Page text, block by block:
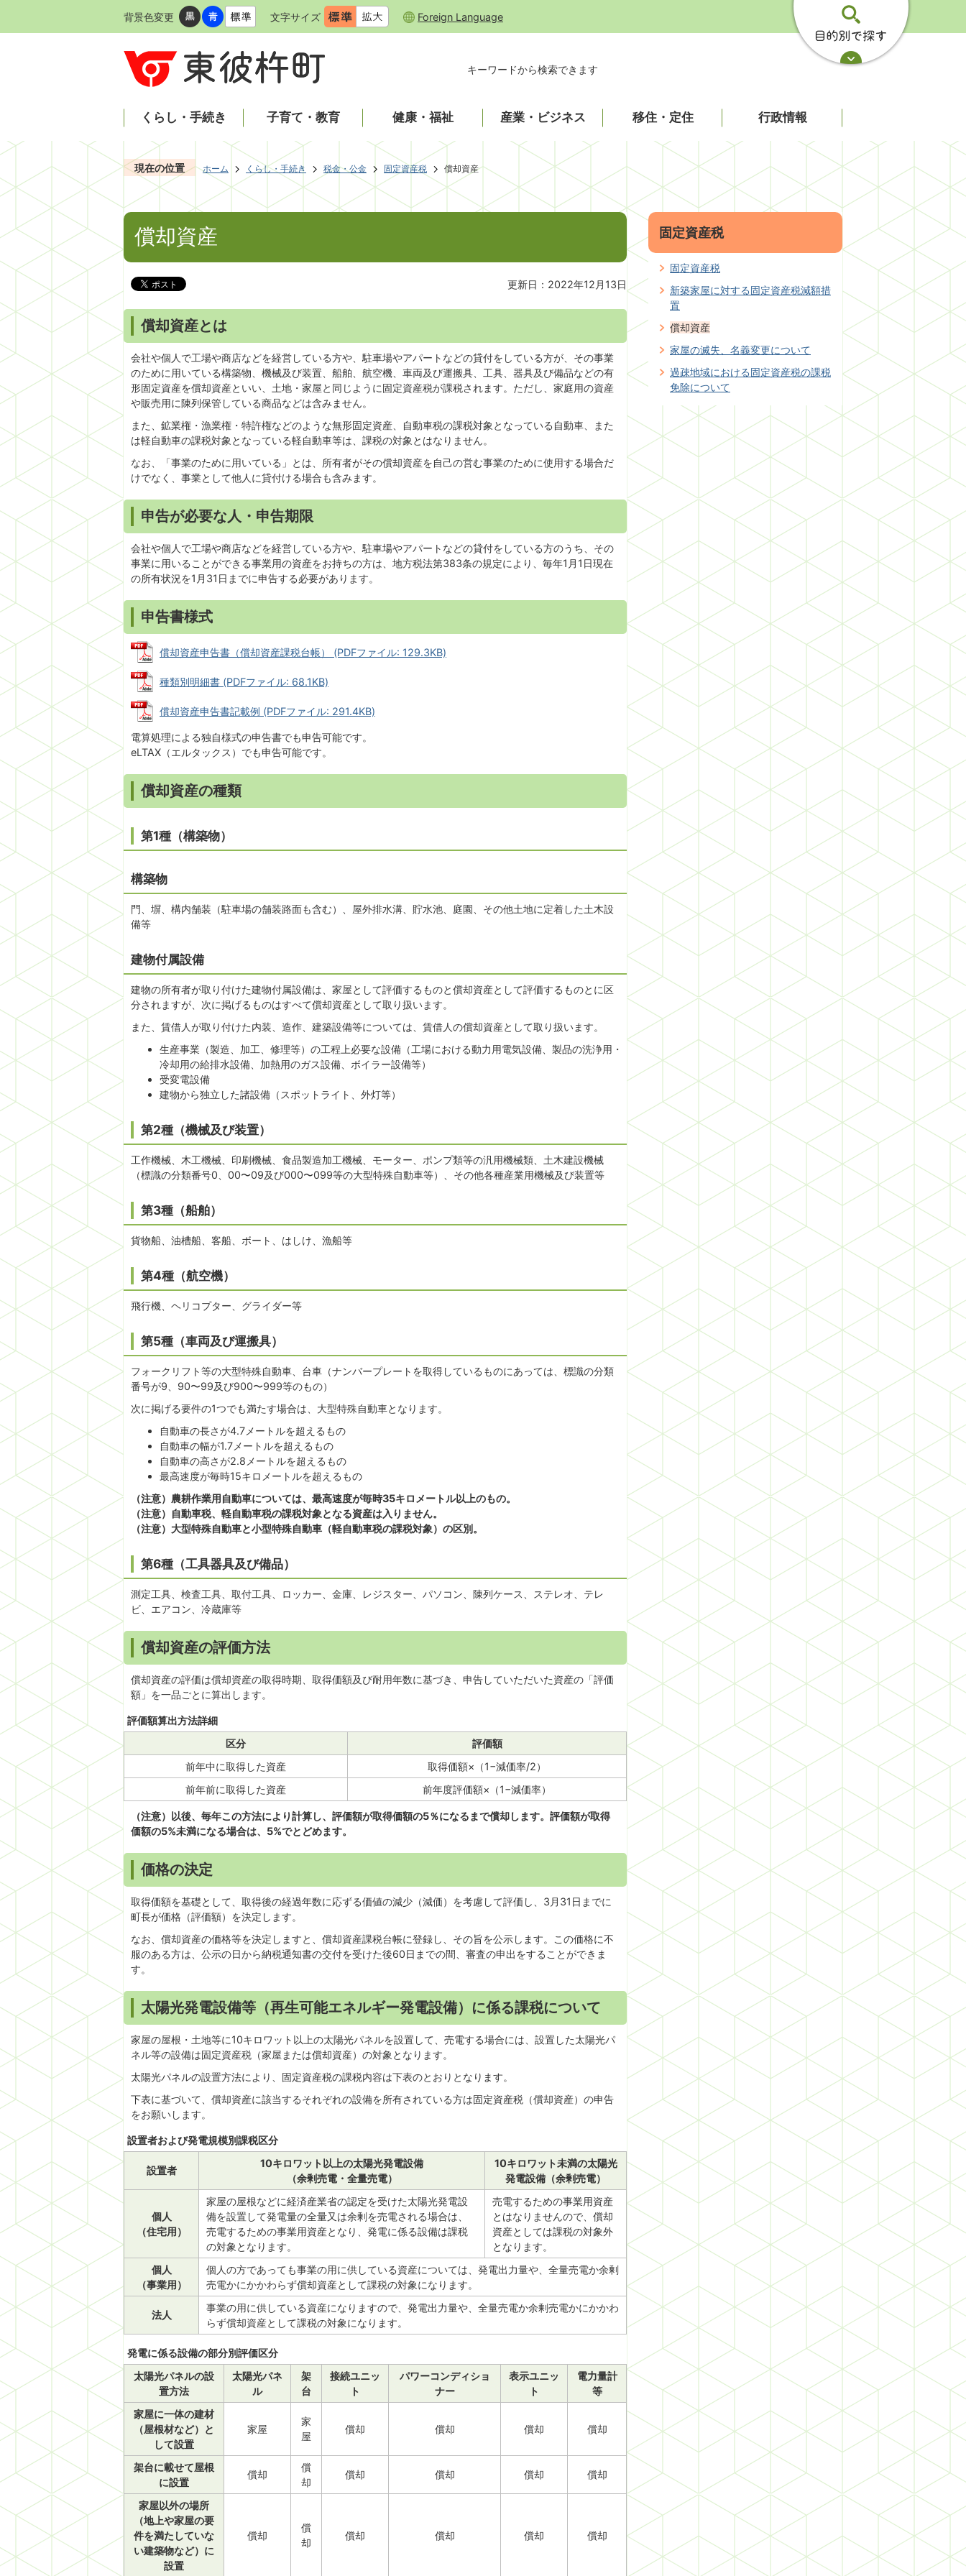
背景色変更 文字サイズ Foreign Language
キーワードから検索できます
くらし・手続き 子育て・教育 健康・福祉 産業・ビジネス 移住・定住 行政情報
現在の位置 ホーム くらし・手続き 税金・公金 固定資産税 償却資産
償却資産
更新日：2022年12月13日
償却資産とは
会社や個人で工場や商店などを経営している方や、駐車場やアパートなどの貸付をしている方が、その事業
のために用いている構築物、機械及び装置、船舶、航空機、車両及び運搬具、工具、器具及び備品などの有
形固定資産を償却資産といい、土地・家屋と同じように固定資産税が課税されます。ただし、家庭用の資産
や販売用に陳列保管している商品などは含みません。
また、鉱業権・漁業権・特許権などのような無形固定資産、自動車税の課税対象となっている自動車、また
は軽自動車の課税対象となっている軽自動車等は、課税の対象とはなりません。
なお、「事業のために用いている」とは、所有者がその償却資産を自己の営む事業のために使用する場合だ
けでなく、事業として他人に貸付ける場合も含みます。
申告が必要な人・申告期限
会社や個人で工場や商店などを経営している方や、駐車場やアパートなどの貸付をしている方のうち、その
事業に用いることができる事業用の資産をお持ちの方は、地方税法第383条の規定により、毎年1月1日現在
の所有状況を1月31日までに申告する必要があります。
申告書様式
償却資産申告書（償却資産課税台帳） (PDFファイル: 129.3KB)
種類別明細書 (PDFファイル: 68.1KB)
償却資産申告書記載例 (PDFファイル: 291.4KB)
電算処理による独自様式の申告書でも申告可能です。
eLTAX（エルタックス）でも申告可能です。
償却資産の種類
第1種（構築物）
構築物
門、塀、構内舗装（駐車場の舗装路面も含む）、屋外排水溝、貯水池、庭園、その他土地に定着した土木設
備等
建物付属設備
建物の所有者が取り付けた建物付属設備は、家屋として評価するものと償却資産として評価するものとに区
分されますが、次に掲げるものはすべて償却資産として取り扱います。
また、賃借人が取り付けた内装、造作、建築設備等については、賃借人の償却資産として取り扱います。
生産事業（製造、加工、修理等）の工程上必要な設備（工場における動力用電気設備、製品の洗浄用・
冷却用の給排水設備、加熱用のガス設備、ボイラー設備等）
受変電設備
建物から独立した諸設備（スポットライト、外灯等）
第2種（機械及び装置）
工作機械、木工機械、印刷機械、食品製造加工機械、モーター、ポンプ類等の汎用機械類、土木建設機械
（標識の分類番号0、00〜09及び000〜099等の大型特殊自動車等）、その他各種産業用機械及び装置等
第3種（船舶）
貨物船、油槽船、客船、ボート、はしけ、漁船等
第4種（航空機）
飛行機、ヘリコプター、グライダー等
第5種（車両及び運搬具）
フォークリフト等の大型特殊自動車、台車（ナンバープレートを取得しているものにあっては、標識の分類
番号が9、90〜99及び900〜999等のもの）
次に掲げる要件の1つでも満たす場合は、大型特殊自動車となります。
自動車の長さが4.7メートルを超えるもの
自動車の幅が1.7メートルを超えるもの
自動車の高さが2.8メートルを超えるもの
最高速度が毎時15キロメートルを超えるもの
（注意）農耕作業用自動車については、最高速度が毎時35キロメートル以上のもの。
（注意）自動車税、軽自動車税の課税対象となる資産は入りません。
（注意）大型特殊自動車と小型特殊自動車（軽自動車税の課税対象）の区別。
第6種（工具器具及び備品）
測定工具、検査工具、取付工具、ロッカー、金庫、レジスター、パソコン、陳列ケース、ステレオ、テレ
ビ、エアコン、冷蔵庫等
償却資産の評価方法
償却資産の評価は償却資産の取得時期、取得価額及び耐用年数に基づき、申告していただいた資産の「評価
額」を一品ごとに算出します。
評価額算出方法詳細
区分
評価額
前年中に取得した資産
取得価額×（1−減価率/2）
前年前に取得した資産
前年度評価額×（1−減価率）
（注意）以後、毎年この方法により計算し、評価額が取得価額の5％になるまで償却します。評価額が取得
価額の5%未満になる場合は、5%でとどめます。
価格の決定
取得価額を基礎として、取得後の経過年数に応ずる価値の減少（減価）を考慮して評価し、3月31日までに
町長が価格（評価額）を決定します。
なお、償却資産の価格等を決定しますと、償却資産課税台帳に登録し、その旨を公示します。この価格に不
服のある方は、公示の日から納税通知書の交付を受けた後60日までの間、審査の申出をすることができま
す。
太陽光発電設備等（再生可能エネルギー発電設備）に係る課税について
家屋の屋根・土地等に10キロワット以上の太陽光パネルを設置して、売電する場合には、設置した太陽光パ
ネル等の設備は固定資産税（家屋または償却資産）の対象となります。
太陽光パネルの設置方法により、固定資産税の課税内容は下表のとおりとなります。
下表に基づいて、償却資産に該当するそれぞれの設備を所有されている方は固定資産税（償却資産）の申告
をお願いします。
設置者および発電規模別課税区分
設置者
10キロワット以上の太陽光発電設備
（余剰売電・全量売電）
10キロワット未満の太陽光
発電設備（余剰売電）
個人
（住宅用）
家屋の屋根などに経済産業省の認定を受けた太陽光発電設
備を設置して発電量の全量又は余剰を売電される場合は、
売電するための事業用資産となり、発電に係る設備は課税
の対象となります。
売電するための事業用資産
とはなりませんので、償却
資産としては課税の対象外
となります。
個人
（事業用）
個人の方であっても事業の用に供している資産については、発電出力量や、全量売電か余剰
売電かにかかわらず償却資産として課税の対象になります。
法人
事業の用に供している資産になりますので、発電出力量や、全量売電か余剰売電かにかかわ
らず償却資産として課税の対象になります。
発電に係る設備の部分別評価区分
太陽光パネルの設
置方法
太陽光パネ
ル
架
台
接続ユニッ
ト
パワーコンディショ
ナー
表示ユニッ
ト
電力量計
等
家屋に一体の建材
（屋根材など）と
して設置
家屋
家
屋
償却 償却 償却 償却
架台に載せて屋根
に設置
償却
償
却
償却 償却 償却 償却
家屋以外の場所
（地上や家屋の要
件を満たしていな
い建築物など）に
設置
償却
償
却
償却 償却 償却 償却
固定資産税
固定資産税
新築家屋に対する固定資産税減額措
置
償却資産
家屋の滅失、名義変更について
過疎地域における固定資産税の課税
免除について